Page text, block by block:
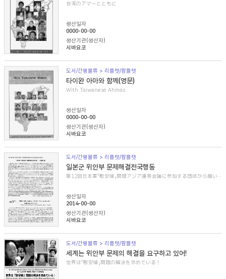
台湾のアマーとともに
생산일자
0000-00-00
생산기관(생산자)
시바요코
도서/간행물류 > 리플렛/팜플렛
타이완 아마와 함께(영문)
With Taiwanese Ahmas
생산일자
0000-00-00
생산기관(생산자)
시바요코
도서/간행물류 > 리플렛/팜플렛
일본군 위안부 문제해결전국행동
第12回日本軍「慰安婦」問題アジア連帯会議に参加する団体から届いた紹介文
생산일자
2014-00-00
생산기관(생산자)
시바요코
도서/간행물류 > 리플렛/팜플렛
세계는 위안부 문제의 해결을 요구하고 있어!
世界は「慰安婦」問題の解決を求めている！